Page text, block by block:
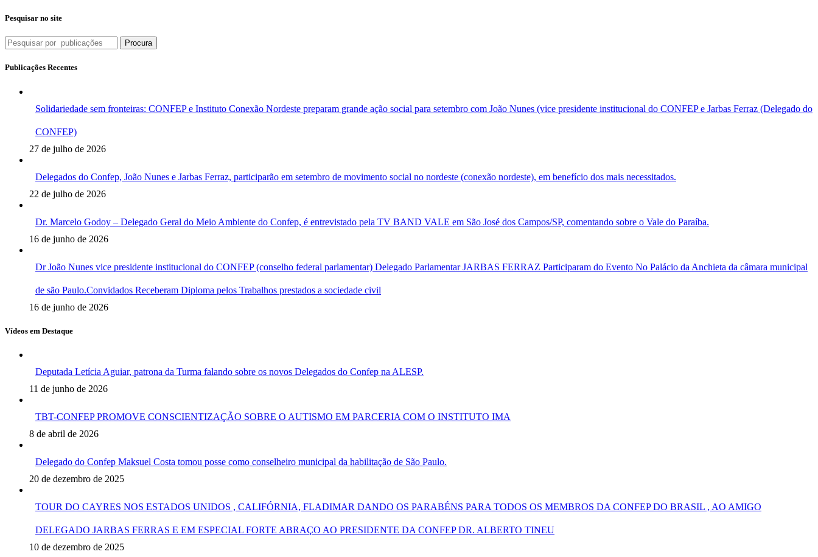
Pesquisar no site
Procura
Publicações Recentes
Solidariedade sem fronteiras: CONFEP e Instituto Conexão Nordeste preparam grande ação social para setembro com João Nunes (vice presidente institucional do CONFEP e Jarbas Ferraz (Delegado do
CONFEP)
27 de julho de 2026
Delegados do Confep, João Nunes e Jarbas Ferraz, participarão em setembro de movimento social no nordeste (conexão nordeste), em benefício dos mais necessitados.
22 de julho de 2026
Dr. Marcelo Godoy – Delegado Geral do Meio Ambiente do Confep, é entrevistado pela TV BAND VALE em São José dos Campos/SP, comentando sobre o Vale do Paraíba.
16 de junho de 2026
Dr João Nunes vice presidente institucional do CONFEP (conselho federal parlamentar) Delegado Parlamentar JARBAS FERRAZ Participaram do Evento No Palácio da Anchieta da câmara municipal
de são Paulo.Convidados Receberam Diploma pelos Trabalhos prestados a sociedade civil
16 de junho de 2026
Vídeos em Destaque
Deputada Letícia Aguiar, patrona da Turma falando sobre os novos Delegados do Confep na ALESP.
11 de junho de 2026
TBT-CONFEP PROMOVE CONSCIENTIZAÇÃO SOBRE O AUTISMO EM PARCERIA COM O INSTITUTO IMA
8 de abril de 2026
Delegado do Confep Maksuel Costa tomou posse como conselheiro municipal da habilitação de São Paulo.
20 de dezembro de 2025
TOUR DO CAYRES NOS ESTADOS UNIDOS , CALIFÓRNIA, FLADIMAR DANDO OS PARABÉNS PARA TODOS OS MEMBROS DA CONFEP DO BRASIL , AO AMIGO
DELEGADO JARBAS FERRAS E EM ESPECIAL FORTE ABRAÇO AO PRESIDENTE DA CONFEP DR. ALBERTO TINEU
10 de dezembro de 2025